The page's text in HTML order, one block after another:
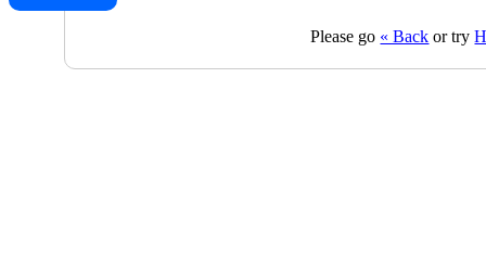
Please go « Back or try